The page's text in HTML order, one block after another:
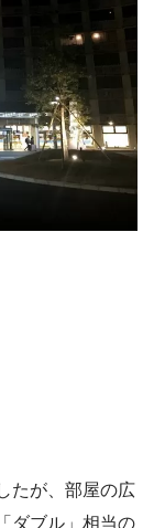
たが、部屋の広
ダブル」相当の